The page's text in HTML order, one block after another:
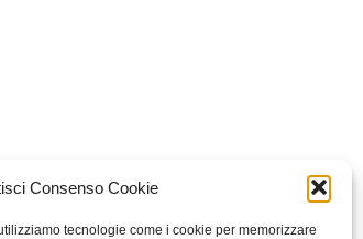
Consenso Cookie
tecnologie come i cookie per memorizzare